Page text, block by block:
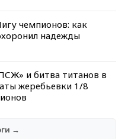
чемпионов: как
надежды
и битва титанов в
жеребьевки 1/8
→